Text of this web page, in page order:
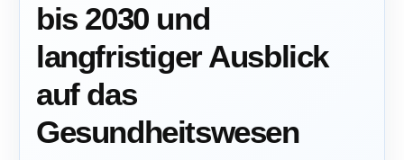
bis 2030 und
langfristiger Ausblick
auf das
Gesundheitswesen